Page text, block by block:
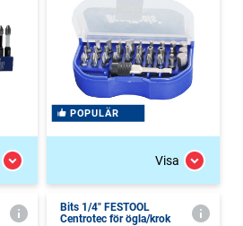
POPULÄR
Visa
Bits 1/4" FESTOOL
Centrotec för ögla/krok